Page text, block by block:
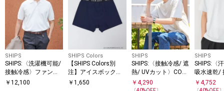
SHIPS
SHIPS:〈洗濯機可能/
接触冷感〉ファンク
ション ショート スリ
￥ 12,100
SHIPS Colors
【SHIPS Colors別
注】アイスボックス:
〈接触冷感・吸水速
￥1,650
SHIPS
SHIPS:〈接触冷感/ 遮
熱/ UVカット〉COVE
ROSS(R) フリーザー
Tシャツ
￥ 4,290
SHIPS
SHIPS:〈
吸水速乾/
UVカット
コントロ
￥4,752